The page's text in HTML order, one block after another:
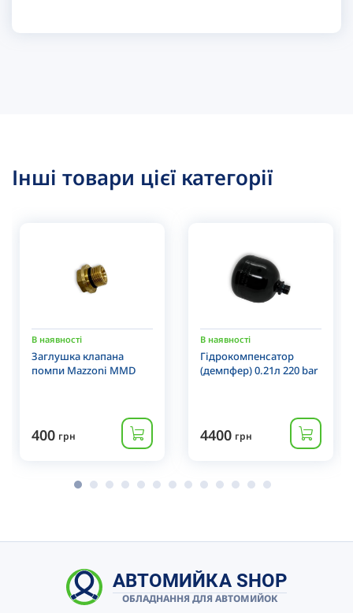
Інші товари цієї категорії
В наявності
Заглушка клапана
помпи Mazzoni MMD
400 грн
В наявності
Гідрокомпенсатор
(демпфер) 0.21л 220 bar
4400 грн
АВТОМИЙКА SHOP
ОБЛАДНАННЯ ДЛЯ АВТОМИЙОК